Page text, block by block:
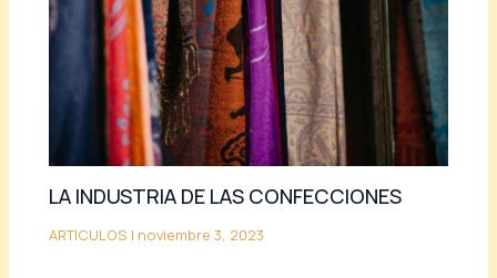
LA INDUSTRIA DE LAS CONFECCIONES
ARTICULOS | noviembre 3, 2023